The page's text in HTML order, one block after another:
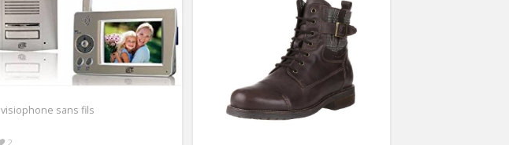
visiophone sans fils
2